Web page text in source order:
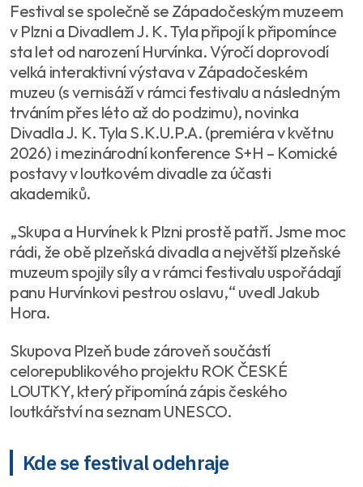
Festival se společně se Západočeským muzeem
v Plzni a Divadlem J. K. Tyla připojí k připomínce
sta let od narození Hurvínka. Výročí doprovodí
velká interaktivní výstava v Západočeském
muzeu (s vernisáží v rámci festivalu a následným
trváním přes léto až do podzimu), novinka
Divadla J. K. Tyla S.K.U.P.A. (premiéra v květnu
2026) i mezinárodní konference S+H – Komické
postavy v loutkovém divadle za účasti
akademiků.
„Skupa a Hurvínek k Plzni prostě patří. Jsme moc
rádi, že obě plzeňská divadla a největší plzeňské
muzeum spojily síly a v rámci festivalu uspořádají
panu Hurvínkovi pestrou oslavu,“ uvedl Jakub
Hora.
Skupova Plzeň bude zároveň součástí
celorepublikového projektu ROK ČESKÉ
LOUTKY, který připomíná zápis českého
loutkářství na seznam UNESCO.
Kde se festival odehraje